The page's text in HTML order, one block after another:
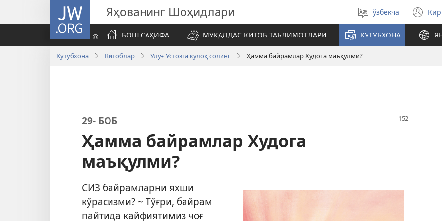
JW.ORG Яҳованинг Шоҳидлари
Тилни
танланг
ўзбекча
БОШ САҲИФА
МУҚАДДАС КИТОБ ТАЪЛИМОТЛАРИ КУТУБХОНА
Кутубхона Китоблар Улуғ Устозга қулоқ солинг Ҳамма байрамлар Худога маъқулми?
29- БОБ
Ҳамма байрамлар Худога
маъқулми?
СИЗ байрамларни яхши
кўрасизми? ~ Тўғри, байрам
пайтида кайфиятимиз чоғ